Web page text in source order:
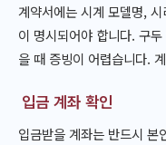
계약서에는 시계 모델명,
이 명시되어야 합니다. 구
을 때 증빙이 어렵습니다.
입금 계좌 확인
입금받을 계좌는 반드시